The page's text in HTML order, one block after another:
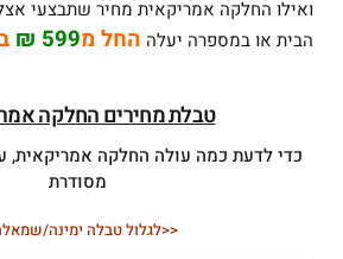
ואילו החלקה אמריקאית מחיר שתבצעי
הבית או במספרה יעלה החל מ599 ₪
טבלת מחירים החלקה
כדי לדעת כמה עולה החלקה אמריקאית,
מסודרת
<<לגלול טבלה ימינה/